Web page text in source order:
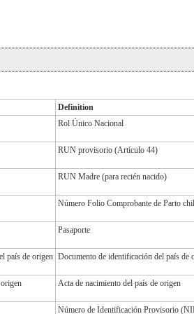
Definition
Rol Único Nacional
RUN provisorio (Artículo 44)
RUN Madre (para recién nacido)
Número Folio Comprobante de Parto
Pasaporte
país de origen Documento de identificación del país de
Acta de nacimiento del país de origen
Número de Identificación Provisorio